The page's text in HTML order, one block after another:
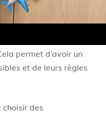
de leurs visiteurs.
consulter les
permet d’avoir un
et de leurs règles
des